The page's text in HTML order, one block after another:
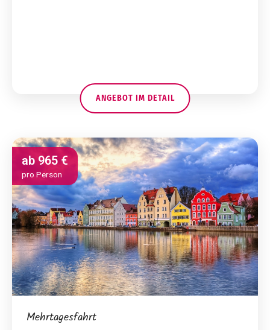
ANGEBOT IM DETAIL
ab 965 €
pro Person
Mehrtagesfahrt